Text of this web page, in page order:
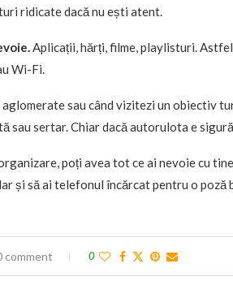
ridicate dacă nu ești atent.
Aplicații, hărți, filme, playlisturi.
Wi-Fi.
sau când vizitezi un obiectiv
sau sertar. Chiar dacă autorulota e
poți avea tot ce ai nevoie cu
și să ai telefonul încărcat pentru o poză
comment 0